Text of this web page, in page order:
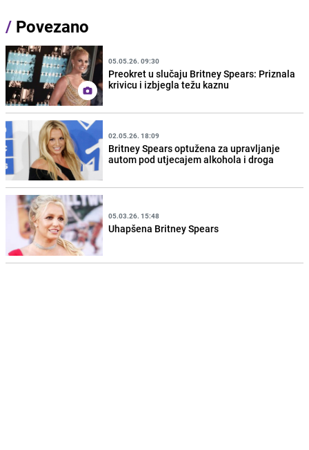
/ Povezano
05.05.26. 09:30
Preokret u slučaju Britney Spears: Priznala
krivicu i izbjegla težu kaznu
02.05.26. 18:09
Britney Spears optužena za upravljanje
autom pod utjecajem alkohola i droga
05.03.26. 15:48
Uhapšena Britney Spears